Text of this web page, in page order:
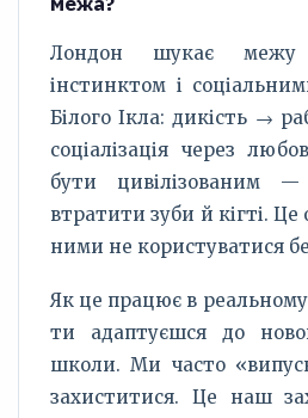
Лондон шукає межу
інстинктом і
Білого Ікла: дикість →
соціалізація через
бути цивілізованим
втратити зуби й кігті.
ними не користуватися
Як це працює в
ти адаптуєшся до
школи. Ми часто
захиститися. Це наш